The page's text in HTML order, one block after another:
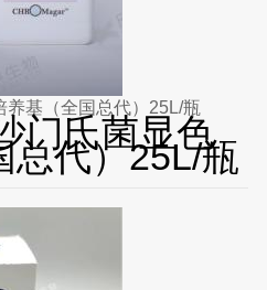
基（全国总代）25L/瓶
门氏菌显色
总代）25L/瓶